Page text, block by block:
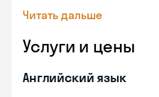
Читать дальше
Услуги и цены
Английский язык